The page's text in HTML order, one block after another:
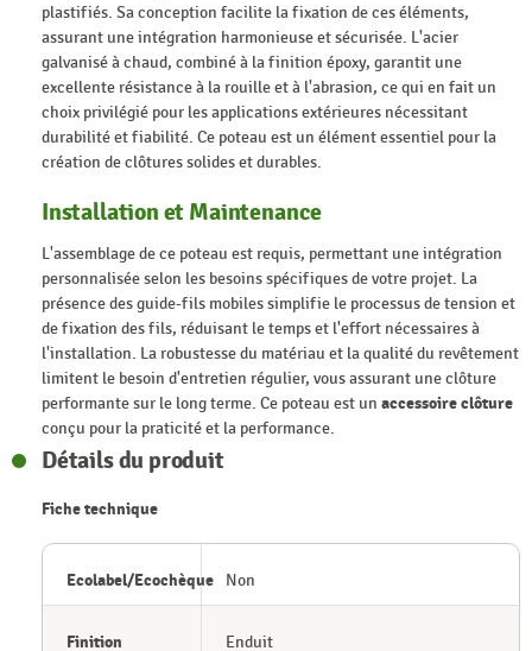
plastifiés. Sa conception facilite la fixation de ces éléments,
assurant une intégration harmonieuse et sécurisée. L'acier
galvanisé à chaud, combiné à la finition époxy, garantit une
excellente résistance à la rouille et à l'abrasion, ce qui en fait un
choix privilégié pour les applications extérieures nécessitant
durabilité et fiabilité. Ce poteau est un élément essentiel pour la
création de clôtures solides et durables.
Installation et Maintenance
L'assemblage de ce poteau est requis, permettant une intégration
personnalisée selon les besoins spécifiques de votre projet. La
présence des guide-fils mobiles simplifie le processus de tension et
de fixation des fils, réduisant le temps et l'effort nécessaires à
l'installation. La robustesse du matériau et la qualité du revêtement
limitent le besoin d'entretien régulier, vous assurant une clôture
performante sur le long terme. Ce poteau est un accessoire clôture
conçu pour la praticité et la performance.
Détails du produit
Fiche technique
Ecolabel/Ecochèque Non
Finition Enduit